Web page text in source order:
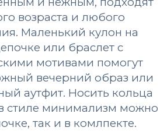
возраста и любого
Маленький кулон на
или браслет с
мотивами помогут
вечерний образ или
аутфит. Носить кольца
стиле минимализм можно
так и в комлпекте.